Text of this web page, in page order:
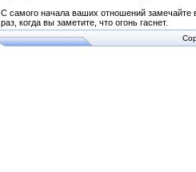
С самого начала ваших отношений замечайте
раз, когда вы заметите, что огонь гаснет.